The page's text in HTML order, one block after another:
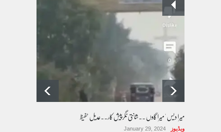
پسند کی شادیوں کا بڑھتا ہوا رجحان اور راولپنڈی
کی یوسیز میں اندارج پر پابندی ایک نیا تنازعہ
October 14, 2025
میرا دیس ' میرا گاوں ۔۔شانتی نگرپیش کار۔۔عدیل حفیظ
ویڈیوز January 29, 2024